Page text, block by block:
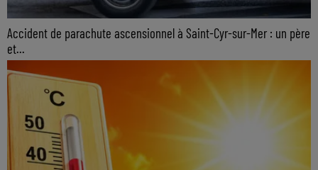
Accident de parachute ascensionnel à Saint-Cyr-sur-Mer : un père
et...